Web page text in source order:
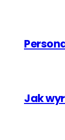
Jak